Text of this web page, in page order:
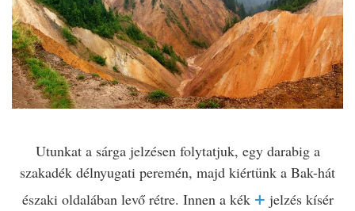
Utunkat a sárga jelzésen folytatjuk, egy darabig a
szakadék délnyugati peremén, majd kiértünk a Bak-hát
északi oldalában levő rétre. Innen a kék + jelzés kísér